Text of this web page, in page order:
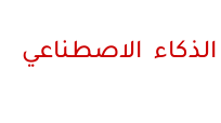
الاصطناعي